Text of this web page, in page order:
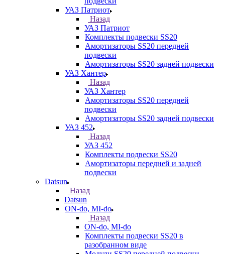
УАЗ Патриот
Назад
УАЗ Патриот
Комплекты подвески SS20
Амортизаторы SS20 передней
подвески
Амортизаторы SS20 задней подвески
УАЗ Хантер
Назад
УАЗ Хантер
Амортизаторы SS20 передней
подвески
Амортизаторы SS20 задней подвески
УАЗ 452
Назад
УАЗ 452
Комплекты подвески SS20
Амортизаторы передней и задней
подвески
Datsun
Назад
Datsun
ON-do, MI-do
Назад
ON-do, MI-do
Комплекты подвески SS20 в
разобранном виде